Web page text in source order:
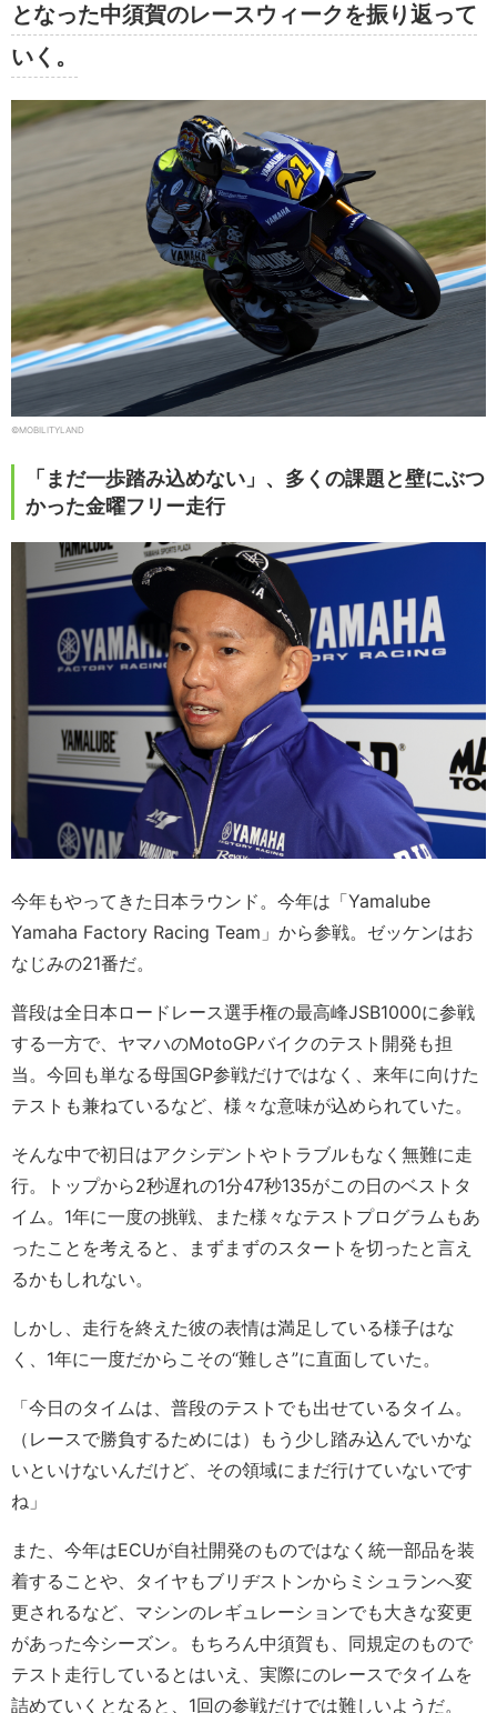
となった中須賀のレースウィークを振り返って
いく。
©MOBILITYLAND
「まだ一歩踏み込めない」、多くの課題と壁にぶつ
かった金曜フリー走行
今年もやってきた日本ラウンド。今年は「Yamalube
Yamaha Factory Racing Team」から参戦。ゼッケンはお
なじみの21番だ。
普段は全日本ロードレース選手権の最高峰JSB1000に参戦
する一方で、ヤマハのMotoGPバイクのテスト開発も担
当。今回も単なる母国GP参戦だけではなく、来年に向けた
テストも兼ねているなど、様々な意味が込められていた。
そんな中で初日はアクシデントやトラブルもなく無難に走
行。トップから2秒遅れの1分47秒135がこの日のベストタ
イム。1年に一度の挑戦、また様々なテストプログラムもあ
ったことを考えると、まずまずのスタートを切ったと言え
るかもしれない。
しかし、走行を終えた彼の表情は満足している様子はな
く、1年に一度だからこその“難しさ”に直面していた。
「今日のタイムは、普段のテストでも出せているタイム。
（レースで勝負するためには）もう少し踏み込んでいかな
いといけないんだけど、その領域にまだ行けていないです
ね」
また、今年はECUが自社開発のものではなく統一部品を装
着することや、タイヤもブリヂストンからミシュランへ変
更されるなど、マシンのレギュレーションでも大きな変更
があった今シーズン。もちろん中須賀も、同規定のもので
テスト走行しているとはいえ、実際にのレースでタイムを
詰めていくとなると、1回の参戦だけでは難しいようだ。